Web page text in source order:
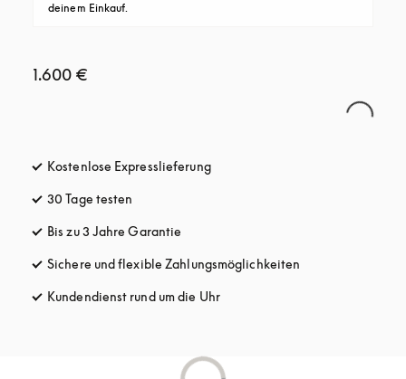
deinem Einkauf.
1.600 €
Kostenlose Expresslieferungöffnet sich in einem neuen Tab
30 Tage testen
Bis zu 3 Jahre Garantie
Sichere und flexible Zahlungsmöglichkeiten
Kundendienst rund um die Uhröffnet sich in einem neuen Tab